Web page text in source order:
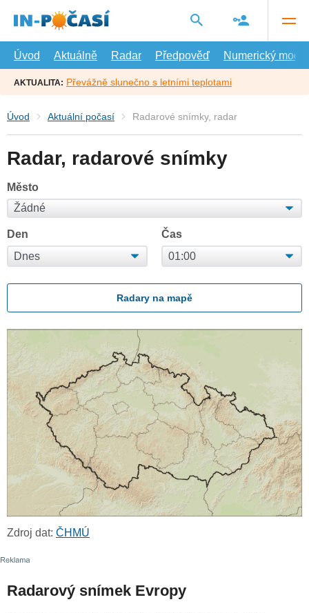
hlavní
Úvod
Aktuálně Radar Předpověď Numerický model
AKTUALITA: Převážně slunečno s letními teplotami
Úvod Aktuální počasí Radarové snímky, radar
Radar, radarové snímky
Město
Den Čas
Radary na mapě
Zdroj dat: ČHMÚ
Radarový snímek Evropy